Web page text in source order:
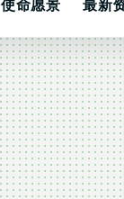
使命愿景 最新